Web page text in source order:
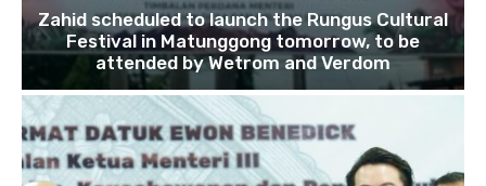
Zahid scheduled to launch the Rungus Cultural
Festival in Matunggong tomorrow, to be
attended by Wetrom and Verdom